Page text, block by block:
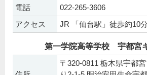
電話
022-265-3606
アクセス
JR 「仙台駅」徒歩約10分
第一学院高等学校 宇都宮
〒320-0811 栃木県宇都